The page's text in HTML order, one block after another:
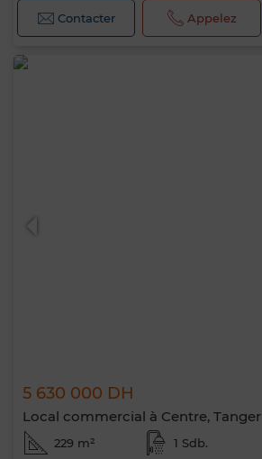
Contacter Appelez
5 630 000 DH
Local commercial à Centre, Tanger
229 m² 1 Sdb.